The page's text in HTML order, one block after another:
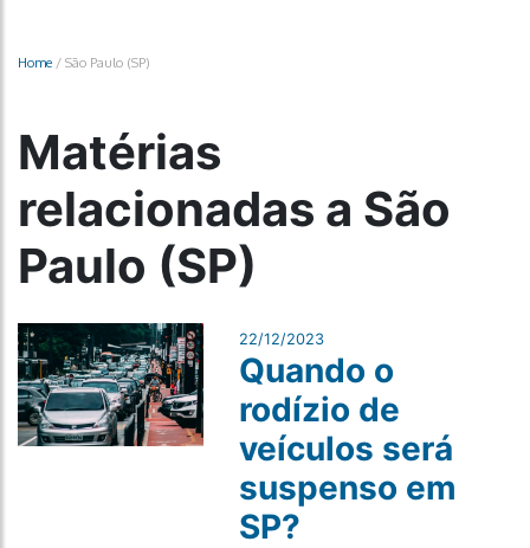
Home / São Paulo (SP)
Matérias
relacionadas a São
Paulo (SP)
22/12/2023
Quando o
rodízio de
veículos será
suspenso em
SP?